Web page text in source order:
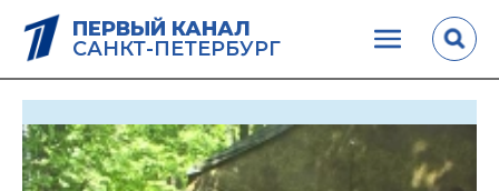
ПЕРВЫЙ КАНАЛ
САНКТ-ПЕТЕРБУРГ